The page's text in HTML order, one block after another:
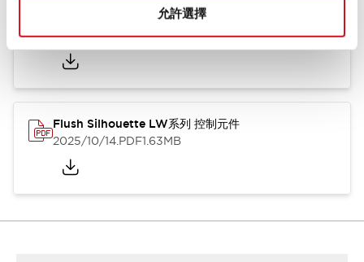
允許選擇
Flush Silhouette LW系列 控制元件 (英文版)
2025/09/19.PDF1.23MB
Flush Silhouette LW系列 控制元件
2025/10/14.PDF1.63MB